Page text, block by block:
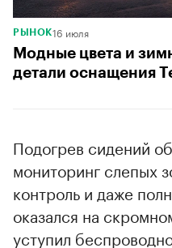
РЫНОК16 июля
Модные цвета и
детали оснащения
Подогрев сидений
мониторинг слепых
контроль и даже
оказался на
уступил